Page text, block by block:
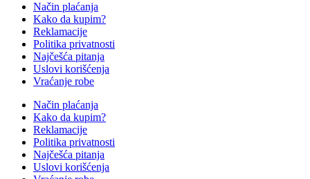
Način plaćanja
Kako da kupim?
Reklamacije
Politika privatnosti
Najčešća pitanja
Uslovi korišćenja
Vraćanje robe
Način plaćanja
Kako da kupim?
Reklamacije
Politika privatnosti
Najčešća pitanja
Uslovi korišćenja